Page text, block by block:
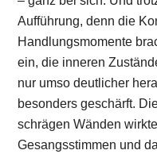
Aufführung, denn die
Handlungsmomente
ein, die inneren
nur umso deutlicher
besonders geschärft.
schrägen Wänden
Gesangsstimmen und